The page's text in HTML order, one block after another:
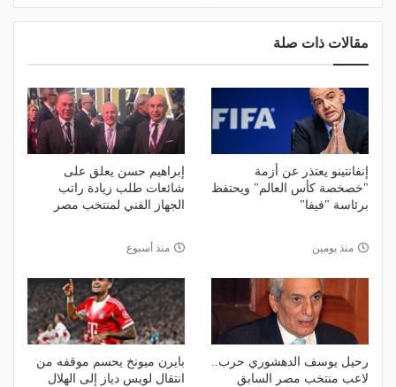
مقالات ذات صلة
إنفانتينو يعتذر عن أزمة
"خصخصة كأس العالم" ويحتفظ
برئاسة "فيفا"
منذ يومين
إبراهيم حسن يعلق على
شائعات طلب زيادة راتب
الجهاز الفني لمنتخب مصر
منذ أسبوع
رحيل يوسف الدهشوري حرب..
لاعب منتخب مصر السابق
بايرن ميونخ يحسم موقفه من
انتقال لويس دياز إلى الهلال